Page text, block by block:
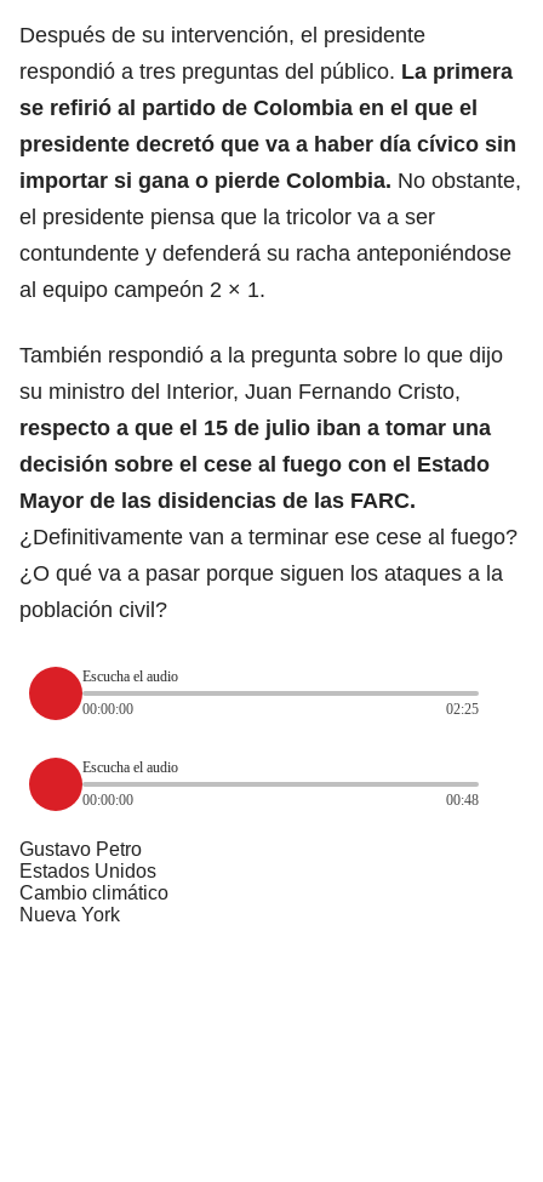
Después de su intervención, el presidente
respondió a tres preguntas del público. La primera
se refirió al partido de Colombia en el que el
presidente decretó que va a haber día cívico sin
importar si gana o pierde Colombia. No obstante,
el presidente piensa que la tricolor va a ser
contundente y defenderá su racha anteponiéndose
al equipo campeón 2 × 1.
También respondió a la pregunta sobre lo que dijo
su ministro del Interior, Juan Fernando Cristo,
respecto a que el 15 de julio iban a tomar una
decisión sobre el cese al fuego con el Estado
Mayor de las disidencias de las FARC.
¿Definitivamente van a terminar ese cese al fuego?
¿O qué va a pasar porque siguen los ataques a la
población civil?
Escucha el audio
00:00:00
02:25
Escucha el audio
00:00:00
00:48
Gustavo Petro
Estados Unidos
Cambio climático
Nueva York